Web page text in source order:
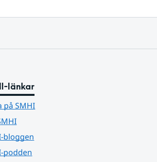
länkar
på SMHI
bloggen
podden